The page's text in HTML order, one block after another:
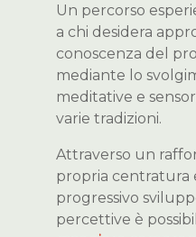
Un percorso
a chi desidera
conoscenza del
mediante lo
meditative e
varie tradizioni.
Attraverso un
propria centratura
progressivo
percettive è